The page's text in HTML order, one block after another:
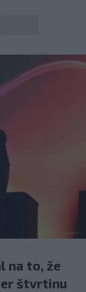
na to, že
štvrtinu